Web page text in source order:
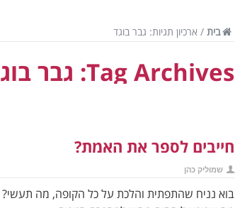
בית / ארכיון תגיות: גבר בוגד
Tag Archives: גבר
חייבים לספר את האמת?
שמוליק כהן
בוא נניח שהתפתית והלכת על כל הקופה, מה